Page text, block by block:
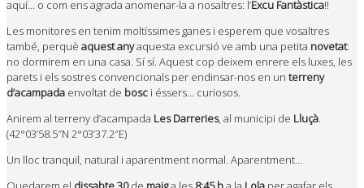
aquí… o com ens agrada anomenar-la a nosaltres: l’Excu Fantàstica!!
Les monitores en tenim moltíssimes ganes i esperem que vosaltres
també, perquè aquestanyaquesta excursió ve amb una petita novetat:
no dormirem en una casa. Sí sí. Aquest cop deixem enrere els luxes, les
parets i els sostres convencionals per endinsar-nos en un terreny
d’acampada envoltat de bosc i éssers… curiosos.
Anirem al terreny d’acampada Les Darreries, al municipi de Lluçà.
(42°03’58.5″N 2°03’37.2″E)
Un lloc tranquil, natural i aparentment normal. Aparentment…